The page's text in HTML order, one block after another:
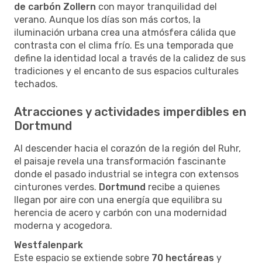
de carbón Zollern con mayor tranquilidad del
verano. Aunque los días son más cortos, la
iluminación urbana crea una atmósfera cálida que
contrasta con el clima frío. Es una temporada que
define la identidad local a través de la calidez de sus
tradiciones y el encanto de sus espacios culturales
techados.
Atracciones y actividades imperdibles en
Dortmund
Al descender hacia el corazón de la región del Ruhr,
el paisaje revela una transformación fascinante
donde el pasado industrial se integra con extensos
cinturones verdes. Dortmund recibe a quienes
llegan por aire con una energía que equilibra su
herencia de acero y carbón con una modernidad
moderna y acogedora.
Westfalenpark
Este espacio se extiende sobre 70 hectáreas y